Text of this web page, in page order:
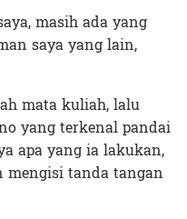
masih ada yang
saya yang lain,
mata kuliah, lalu
yang terkenal pandai
apa yang ia lakukan,
mengisi tanda tangan